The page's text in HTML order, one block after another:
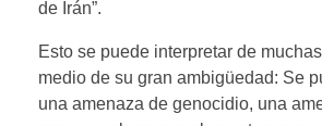
de Irán”.
Esto se puede interpretar de
medio de su gran ambigüedad: Se
una amenaza de genocidio, una